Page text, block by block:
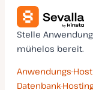
Stelle
mühelos bereit.
Anwendungs-
Datenbank-